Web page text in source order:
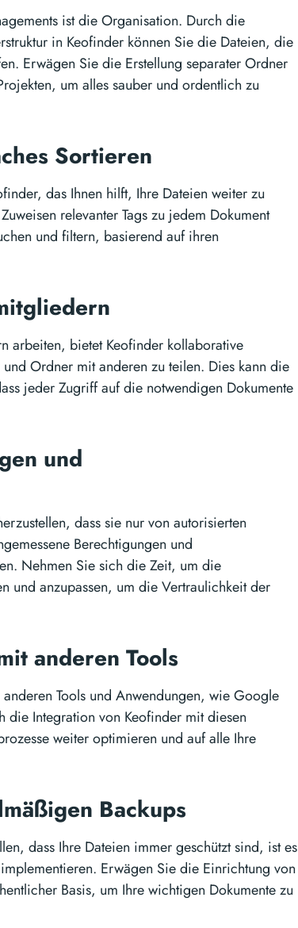
ist die Organisation. Durch die
in Keofinder können Sie die Dateien, die
Erwägen Sie die Erstellung separater Ordner
um alles sauber und ordentlich zu
Sortieren
das Ihnen hilft, Ihre Dateien weiter zu
relevanter Tags zu jedem Dokument
und filtern, basierend auf ihren
arbeiten, bietet Keofinder kollaborative
Ordner mit anderen zu teilen. Dies kann die
jeder Zugriff auf die notwendigen Dokumente
und
dass sie nur von autorisierten
Berechtigungen und
Nehmen Sie sich die Zeit, um die
und anzupassen, um die Vertraulichkeit der
anderen Tools
Tools und Anwendungen, wie Google
Integration von Keofinder mit diesen
weiter optimieren und auf alle Ihre
Backups
dass Ihre Dateien immer geschützt sind, ist es
Erwägen Sie die Einrichtung von
Basis, um Ihre wichtigen Dokumente zu